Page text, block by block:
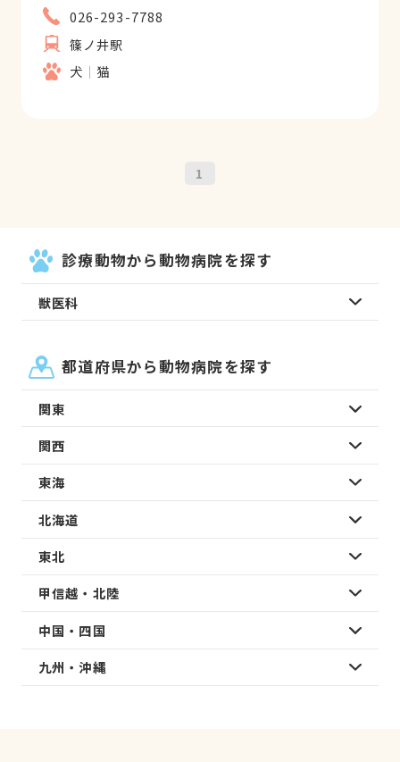
026-293-7788
篠ノ井駅
犬
猫
1
診療動物から動物病院を探す
獣医科
都道府県から動物病院を探す
関東
関西
東海
北海道
東北
甲信越・北陸
中国・四国
九州・沖縄